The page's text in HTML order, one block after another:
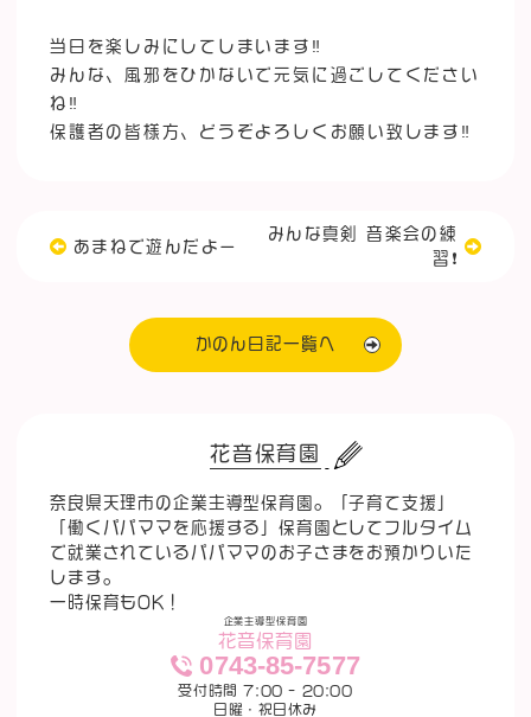
当日を楽しみにしてしまいます‼️
みんな、風邪をひかないで元気に過ごしてください
ね‼️
保護者の皆様方、どうぞよろしくお願い致します‼️
あまねで遊んだよー
みんな真剣 音楽会の練
習❗️
かのん日記一覧へ
花音保育園
奈良県天理市の企業主導型保育園。「子育て支援」
「働くパパママを応援する」保育園としてフルタイム
で就業されているパパママのお子さまをお預かりいた
します。
一時保育もOK！
企業主導型保育園
花音保育園
0743-85-7577
受付時間 7:00 - 20:00
日曜・祝日休み